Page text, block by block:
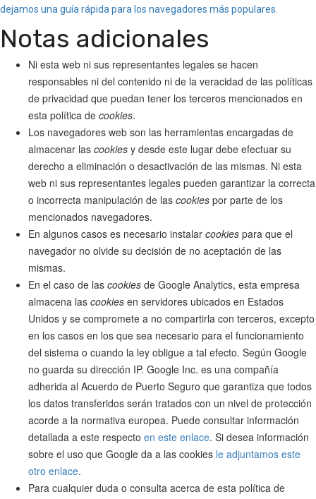
dejamos una guía rápida para los navegadores más populares
Notas adicionales
Ni esta web ni sus representantes legales se hacen
responsables ni del contenido ni de la veracidad de las políticas
de privacidad que puedan tener los terceros mencionados en
esta política de cookies.
Los navegadores web son las herramientas encargadas de
almacenar las cookies y desde este lugar debe efectuar su
derecho a eliminación o desactivación de las mismas. Ni esta
web ni sus representantes legales pueden garantizar la correcta
o incorrecta manipulación de las cookies por parte de los
mencionados navegadores.
En algunos casos es necesario instalar cookies para que el
navegador no olvide su decisión de no aceptación de las
mismas.
En el caso de las cookies de Google Analytics, esta empresa
almacena las cookies en servidores ubicados en Estados
Unidos y se compromete a no compartirla con terceros, excepto
en los casos en los que sea necesario para el funcionamiento
del sistema o cuando la ley obligue a tal efecto. Según Google
no guarda su dirección IP. Google Inc. es una compañía
adherida al Acuerdo de Puerto Seguro que garantiza que todos
los datos transferidos serán tratados con un nivel de protección
acorde a la normativa europea. Puede consultar información
detallada a este respecto en este enlace. Si desea información
sobre el uso que Google da a las cookies le adjuntamos este
otro enlace.
Para cualquier duda o consulta acerca de esta política de